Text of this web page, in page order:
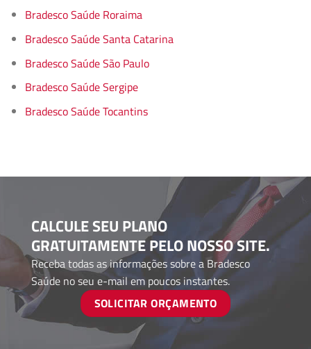
Bradesco Saúde Roraima
Bradesco Saúde Santa Catarina
Bradesco Saúde São Paulo
Bradesco Saúde Sergipe
Bradesco Saúde Tocantins
CALCULE SEU PLANO
GRATUITAMENTE PELO NOSSO SITE.
Receba todas as informações sobre a Bradesco
Saúde no seu e-mail em poucos instantes.
SOLICITAR ORÇAMENTO